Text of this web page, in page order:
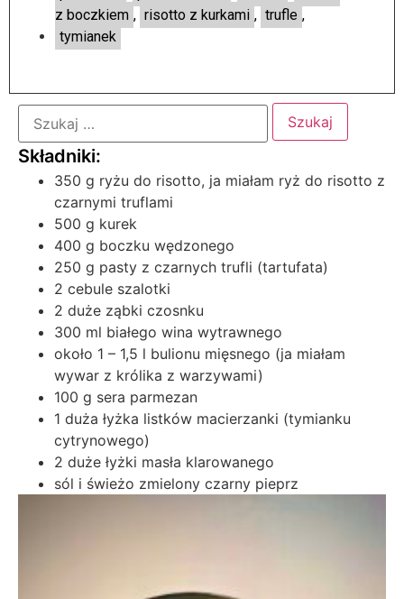
z boczkiem , risotto z kurkami , trufle ,
tymianek
350 g ryżu do risotto, ja miałam ryż do risotto z
czarnymi truflami
500 g kurek
400 g boczku wędzonego
250 g pasty z czarnych trufli (tartufata)
2 cebule szalotki
2 duże ząbki czosnku
300 ml białego wina wytrawnego
około 1 – 1,5 l bulionu mięsnego (ja miałam
wywar z królika z warzywami)
100 g sera parmezan
1 duża łyżka listków macierzanki (tymianku
cytrynowego)
2 duże łyżki masła klarowanego
sól i świeżo zmielony czarny pieprz